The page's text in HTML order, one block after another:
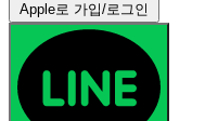
Apple로 가입/로그인